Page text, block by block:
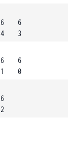
6
4
6
3
6
1
6
0
6
2